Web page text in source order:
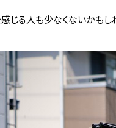
じる人も少なくないかもし